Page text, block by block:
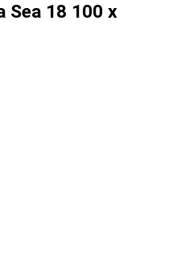
Sea 18 100 x